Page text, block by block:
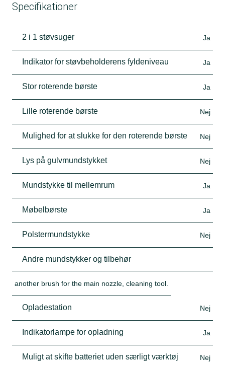
Specifikationer
2 i 1 støvsuger Ja
Indikator for støvbeholderens fyldeniveau Ja
Stor roterende børste Ja
Lille roterende børste Nej
Mulighed for at slukke for den roterende børste Nej
Lys på gulvmundstykket Nej
Mundstykke til mellemrum Ja
Møbelbørste Ja
Polstermundstykke Nej
Andre mundstykker og tilbehør
another brush for the main nozzle, cleaning tool.
Opladestation Nej
Indikatorlampe for opladning Ja
Muligt at skifte batteriet uden særligt værktøj Nej